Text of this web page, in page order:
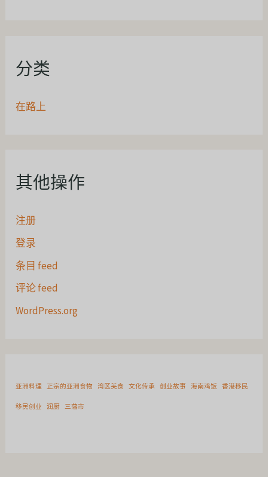
分类
在路上
其他操作
注册
登录
条目 feed
评论 feed
WordPress.org
亚洲料理 正宗的亚洲食物 湾区美食 文化传承 创业故事 海南鸡饭 香港移民
移民创业 润厨 三藩市